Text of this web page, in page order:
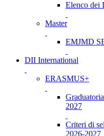
Elenco dei
Master
EMJMD
DII International
ERASMUS+
2027
Criteri di
2026-2027